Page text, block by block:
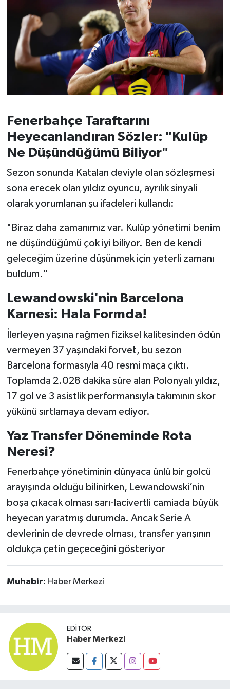
Fenerbahçe Taraftarını
Heyecanlandıran Sözler: "Kulüp
Ne Düşündüğümü Biliyor"
Sezon sonunda Katalan deviyle olan sözleşmesi
sona erecek olan yıldız oyuncu, ayrılık sinyali
olarak yorumlanan şu ifadeleri kullandı:
"Biraz daha zamanımız var. Kulüp yönetimi benim
ne düşündüğümü çok iyi biliyor. Ben de kendi
geleceğim üzerine düşünmek için yeterli zamanı
buldum."
Lewandowski'nin Barcelona
Karnesi: Hala Formda!
İlerleyen yaşına rağmen fiziksel kalitesinden ödün
vermeyen 37 yaşındaki forvet, bu sezon
Barcelona formasıyla 40 resmi maça çıktı.
Toplamda 2.028 dakika süre alan Polonyalı yıldız,
17 gol ve 3 asistlik performansıyla takımının skor
yükünü sırtlamaya devam ediyor.
Yaz Transfer Döneminde Rota
Neresi?
Fenerbahçe yönetiminin dünyaca ünlü bir golcü
arayışında olduğu bilinirken, Lewandowski’nin
boşa çıkacak olması sarı-lacivertli camiada büyük
heyecan yaratmış durumda. Ancak Serie A
devlerinin de devrede olması, transfer yarışının
oldukça çetin geçeceğini gösteriyor
Muhabir: Haber Merkezi
EDITÖR
Haber Merkezi
Susurluk
TARİHTE BUGÜN
TEKNOLOJİ
TÜRKİYE
VİZYONDAKİLER
YAŞAM